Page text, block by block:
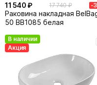
11 540 ₽ 17 740 ₽ -
Раковина накладная
50 BB1085 белая
В наличии
Акция